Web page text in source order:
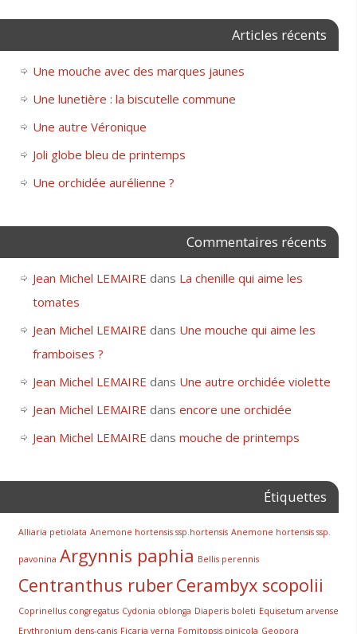
Articles récents
Une mouche avec des marques jaunes
Une lunetière : la biscutelle commune
Une autre Véronique
Joli globe bleu de printemps
Une orchidée aurélienne ?
Commentaires récents
Jean Michel LEMAIRE dans La chenille qui aime les
tomates
Jean Michel LEMAIRE dans Une mouche qui aime les
framboises ?
Jean Michel LEMAIRE dans Une autre orchidée violette
Jean Michel LEMAIRE dans encore une orchidée
Jean Michel LEMAIRE dans mouche de printemps
Étiquettes
Alliaria petiolata Anemone hortensis ssp.hortensis Anemone hortensis ssp.
pavonina Argynnis paphia Bellis perennis
Centranthus ruberCerambyx scopolii
Coprinellus congregatus Cydonia oblonga Diaperis boleti Equisetum arvense
Erythronium dens-canis Ficaria verna Fomitopsis pinicola Geopora